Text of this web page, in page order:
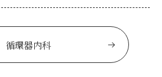
循環器内科